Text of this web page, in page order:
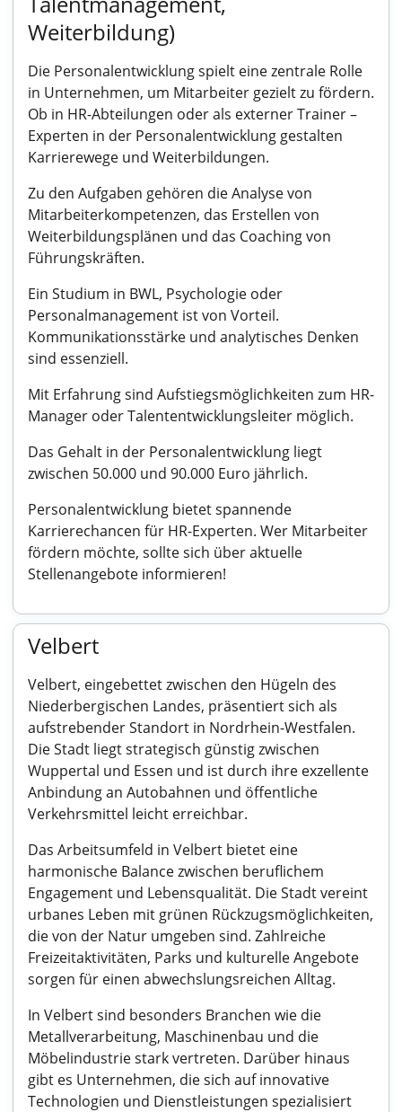
Weiterbildung)
Die Personalentwicklung spielt eine zentrale Rolle
in Unternehmen, um Mitarbeiter gezielt zu fördern.
Ob in HR-Abteilungen oder als externer Trainer –
Experten in der Personalentwicklung gestalten
Karrierewege und Weiterbildungen.
Zu den Aufgaben gehören die Analyse von
Mitarbeiterkompetenzen, das Erstellen von
Weiterbildungsplänen und das Coaching von
Führungskräften.
Ein Studium in BWL, Psychologie oder
Personalmanagement ist von Vorteil.
Kommunikationsstärke und analytisches Denken
sind essenziell.
Mit Erfahrung sind Aufstiegsmöglichkeiten zum HR-
Manager oder Talententwicklungsleiter möglich.
Das Gehalt in der Personalentwicklung liegt
zwischen 50.000 und 90.000 Euro jährlich.
Personalentwicklung bietet spannende
Karrierechancen für HR-Experten. Wer Mitarbeiter
fördern möchte, sollte sich über aktuelle
Stellenangebote informieren!
Velbert
Velbert, eingebettet zwischen den Hügeln des
Niederbergischen Landes, präsentiert sich als
aufstrebender Standort in Nordrhein-Westfalen.
Die Stadt liegt strategisch günstig zwischen
Wuppertal und Essen und ist durch ihre exzellente
Anbindung an Autobahnen und öffentliche
Verkehrsmittel leicht erreichbar.
Das Arbeitsumfeld in Velbert bietet eine
harmonische Balance zwischen beruflichem
Engagement und Lebensqualität. Die Stadt vereint
urbanes Leben mit grünen Rückzugsmöglichkeiten,
die von der Natur umgeben sind. Zahlreiche
Freizeitaktivitäten, Parks und kulturelle Angebote
sorgen für einen abwechslungsreichen Alltag.
In Velbert sind besonders Branchen wie die
Metallverarbeitung, Maschinenbau und die
Möbelindustrie stark vertreten. Darüber hinaus
gibt es Unternehmen, die sich auf innovative
Technologien und Dienstleistungen spezialisiert